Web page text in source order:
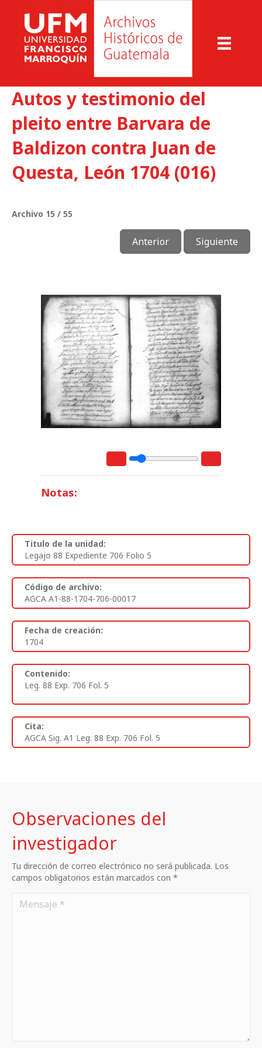
Autos y testimonio del
pleito entre Barvara de
Baldizon contra Juan de
Questa, León 1704 (016)
Archivo 15 / 55
Anterior Siguiente
Notas:
Titulo de la unidad:
Legajo 88 Expediente 706 Folio 5
Código de archivo:
AGCA A1-88-1704-706-00017
Fecha de creación:
1704
Contenido:
Leg. 88 Exp. 706 Fol. 5
Cita:
AGCA Sig. A1 Leg. 88 Exp. 706 Fol. 5
Observaciones del
investigador
Tu dirección de correo electrónico no será publicada. Los
campos obligatorios están marcados con *